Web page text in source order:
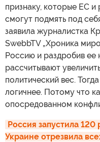
признаку, которые ЕС и
смогут подмять под
заявила журналистка
SwebbTV „Хроника
Россию и раздробив ее
рассчитывают
политический вес.
логичнее. Потому что
опосредованном
Россия запустила
Украине отрезвила